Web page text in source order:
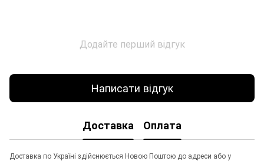
Додайте перший відгук
Написати відгук
Доставка Оплата
Доставка по Україні здійснюється Новою Поштою до адреси або у